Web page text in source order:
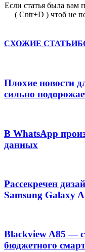
Если статья была вам
( Cntr+D ) чтоб не
СХОЖИЕ СТАТЬИ
Плохие новости
сильно
В WhatsApp
данных
Рассекречен
Samsung Galaxy
Blackview A85 —
бюджетного